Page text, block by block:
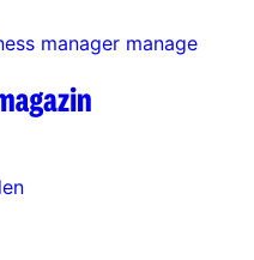
manager manage